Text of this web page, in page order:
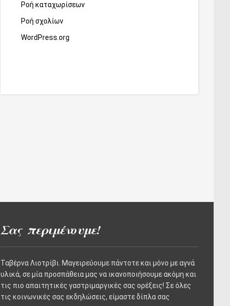
Ροή καταχωρίσεων
Ροή σχολίων
WordPress.org
Σας περιμένουμε!
Ταβέρνα Λιοτρίβι. Μαγειρεύουμε πάντοτε και μόνο με αγνά
υλικά, σε μία προσπάθεια μας να ικανοποιήσουμε ακόμη και
τις πιο απαιτητικές γαστριμαργικές σας ορέξεις! Σε όλες
τις κοινωνικές σας εκδηλώσεις, είμαστε δίπλα σας